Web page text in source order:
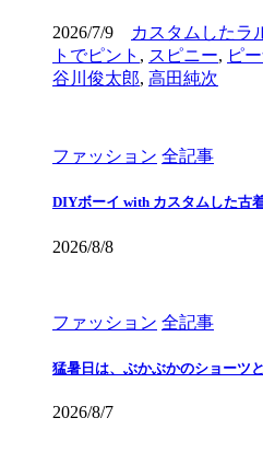
2026/7/9 カスタムしたラ
トでピント , スピニー, ピ
谷川俊太郎, 高田純次
ファッション 全記事
DIYボーイ with カスタムした古
2026/8/8
ファッション 全記事
猛暑日は、ぶかぶかのショーツ
2026/8/7